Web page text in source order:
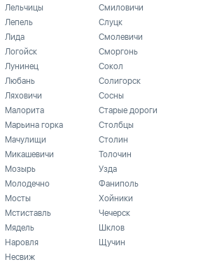
Лельчицы
Лепель
Лида
Логойск
Лунинец
Любань
Ляховичи
Малорита
Марьина горка
Мачулищи
Микашевичи
Мозырь
Молодечно
Мосты
Мстиставль
Мядель
Наровля
Несвиж
Смиловичи
Слуцк
Смолевичи
Сморгонь
Сокол
Солигорск
Сосны
Старые дороги
Столбцы
Столин
Толочин
Узда
Фаниполь
Хойники
Чечерск
Шклов
Щучин